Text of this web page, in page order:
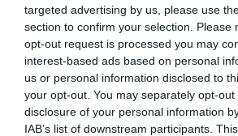
targeted advertising by us, please use
section to confirm your selection. Please
opt-out request is processed you may
interest-based ads based on personal
us or personal information disclosed to
your opt-out. You may separately opt-
disclosure of your personal information
IAB’s list of downstream participants.
térkép valószínűleg egy adott
megjelölésére szolgálhatott.
igazolták abban az időben
vagy király területhez fűződő
mondta Nicolas.